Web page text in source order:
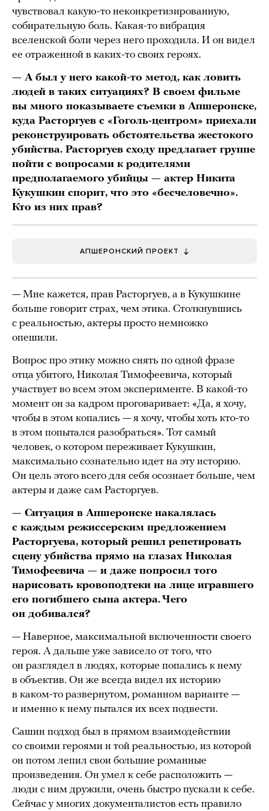
чувствовал какую-то неконкретизированную,
собирательную боль. Какая-то вибрация
вселенской боли через него проходила. И он видел
ее отраженной в каких-то своих героях.
— А был у него какой-то метод, как ловить
людей в таких ситуациях? В своем фильме
вы много показываете съемки в Апшеронске,
куда Расторгуев с «Гоголь-центром» приехали
реконструировать обстоятельства жестокого
убийства. Расторгуев сходу предлагает группе
пойти с вопросами к родителями
предполагаемого убийцы — актер Никита
Кукушкин спорит, что это «бесчеловечно».
Кто из них прав?
АПШЕРОНСКИЙ ПРОЕКТ
— Мне кажется, прав Расторгуев, а в Кукушкине
больше говорит страх, чем этика. Столкнувшись
с реальностью, актеры просто немножко
опешили.
Вопрос про этику можно снять по одной фразе
отца убитого, Николая Тимофеевича, который
участвует во всем этом эксперименте. В какой-то
момент он за кадром проговаривает: «Да, я хочу,
чтобы в этом копались — я хочу, чтобы хоть кто-то
в этом попытался разобраться». Тот самый
человек, о котором переживает Кукушкин,
максимально сознательно идет на эту историю.
Он цель этого всего для себя осознает больше, чем
актеры и даже сам Расторгуев.
— Ситуация в Апшеронске накалялась
с каждым режиссерским предложением
Расторгуева, который решил репетировать
сцену убийства прямо на глазах Николая
Тимофеевича — и даже попросил того
нарисовать кровоподтеки на лице игравшего
его погибшего сына актера. Чего
он добивался?
— Наверное, максимальной включенности своего
героя. А дальше уже зависело от того, что
он разглядел в людях, которые попались к нему
в объектив. Он же всегда видел их историю
в каком-то развернутом, романном варианте —
и именно к нему пытался их всех подвести.
Сашин подход был в прямом взаимодействии
со своими героями и той реальностью, из которой
он потом лепил свои большие романные
произведения. Он умел к себе расположить —
люди с ним дружили, очень быстро пускали к себе.
Сейчас у многих документалистов есть правило